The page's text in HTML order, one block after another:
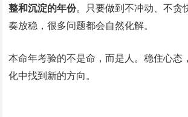
整和沉淀的年份。只要做到不冲动、不贪
奏放稳，很多问题都会自然化解。
本命年考验的不是命，而是人。稳住心态
化中找到新的方向。